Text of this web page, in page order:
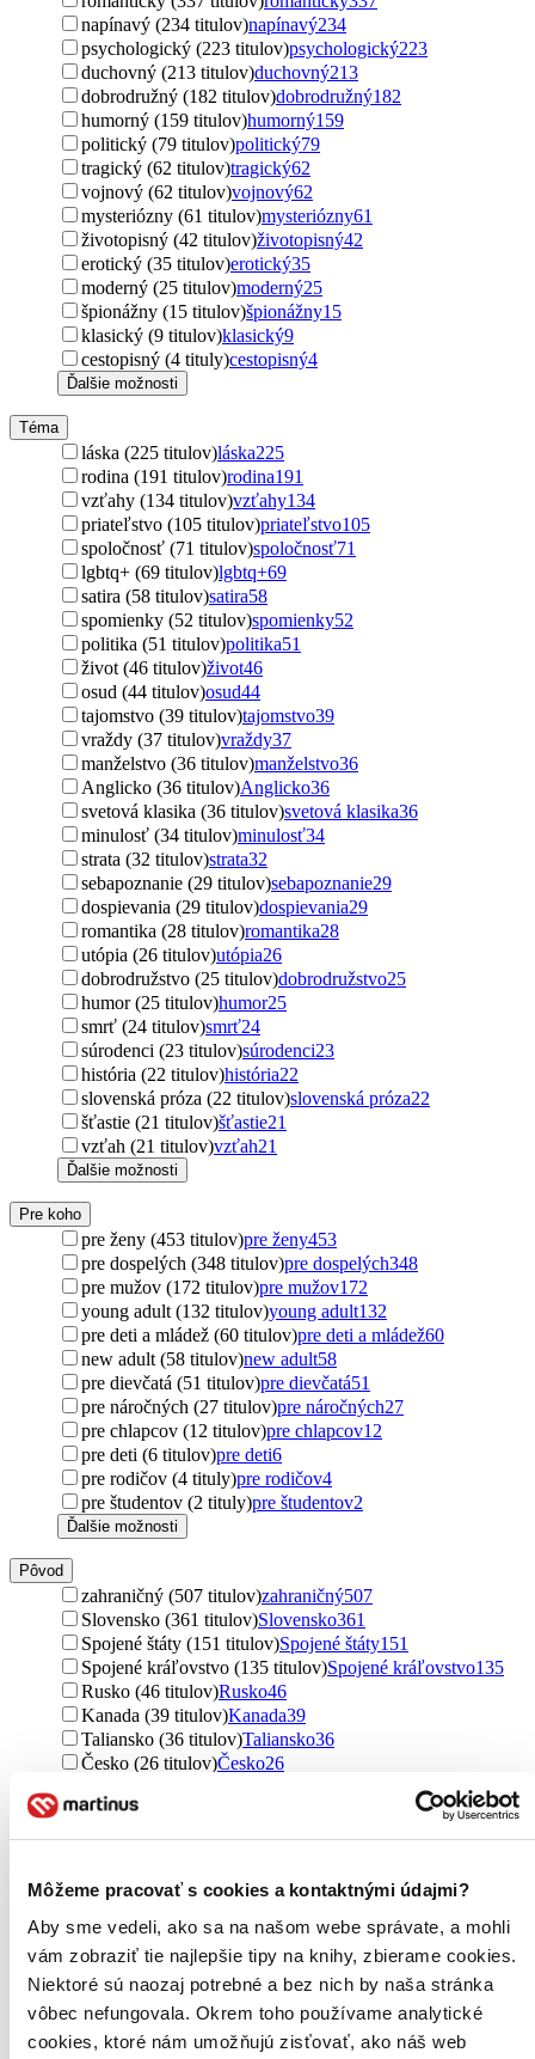
Môžeme pracovať s cookies a kontaktnými údajmi?
Aby sme vedeli, ako sa na našom webe správate, a mohli
vám zobraziť tie najlepšie tipy na knihy, zbierame cookies.
Niektoré sú naozaj potrebné a bez nich by naša stránka
vôbec nefungovala. Okrem toho používame analytické
cookies, ktoré nám umožňujú zisťovať, ako náš web
napínavý (234 titulov)napínavý234
psychologický (223 titulov)psychologický223
duchovný (213 titulov)duchovný213
dobrodružný (182 titulov)dobrodružný182
humorný (159 titulov)humorný159
politický (79 titulov)politický79
tragický (62 titulov)tragický62
vojnový (62 titulov)vojnový62
mysteriózny (61 titulov)mysteriózny61
životopisný (42 titulov)životopisný42
erotický (35 titulov)erotický35
moderný (25 titulov)moderný25
špionážny (15 titulov)špionážny15
klasický (9 titulov)klasický9
cestopisný (4 tituly)cestopisný4
Ďalšie možnosti
Téma
láska (225 titulov)láska225
rodina (191 titulov)rodina191
vzťahy (134 titulov)vzťahy134
priateľstvo (105 titulov)priateľstvo105
spoločnosť (71 titulov)spoločnosť71
lgbtq+ (69 titulov)lgbtq+69
satira (58 titulov)satira58
spomienky (52 titulov)spomienky52
politika (51 titulov)politika51
život (46 titulov)život46
osud (44 titulov)osud44
tajomstvo (39 titulov)tajomstvo39
vraždy (37 titulov)vraždy37
manželstvo (36 titulov)manželstvo36
Anglicko (36 titulov)Anglicko36
svetová klasika (36 titulov)svetová klasika36
minulosť (34 titulov)minulosť34
strata (32 titulov)strata32
sebapoznanie (29 titulov)sebapoznanie29
dospievania (29 titulov)dospievania29
romantika (28 titulov)romantika28
utópia (26 titulov)utópia26
dobrodružstvo (25 titulov)dobrodružstvo25
humor (25 titulov)humor25
smrť (24 titulov)smrť24
súrodenci (23 titulov)súrodenci23
história (22 titulov)história22
slovenská próza (22 titulov)slovenská próza22
šťastie (21 titulov)šťastie21
vzťah (21 titulov)vzťah21
Ďalšie možnosti
Pre koho
pre ženy (453 titulov)pre ženy453
pre dospelých (348 titulov)pre dospelých348
pre mužov (172 titulov)pre mužov172
young adult (132 titulov)young adult132
pre deti a mládež (60 titulov)pre deti a mládež60
new adult (58 titulov)new adult58
pre dievčatá (51 titulov)pre dievčatá51
pre náročných (27 titulov)pre náročných27
pre chlapcov (12 titulov)pre chlapcov12
pre deti (6 titulov)pre deti6
pre rodičov (4 tituly)pre rodičov4
pre študentov (2 tituly)pre študentov2
Ďalšie možnosti
Pôvod
zahraničný (507 titulov)zahraničný507
Slovensko (361 titulov)Slovensko361
Spojené štáty (151 titulov)Spojené štáty151
Spojené kráľovstvo (135 titulov)Spojené kráľovstvo135
Rusko (46 titulov)Rusko46
Kanada (39 titulov)Kanada39
Taliansko (36 titulov)Taliansko36
Česko (26 titulov)Česko26
Japonsko (17 titulov)
Francúzsko (15 titulov)Francúzsko15
Maďarsko (9 titulov)Maďarsko9
Ukrajina (8 titulov)
Kolumbia (7 titulov)Kolumbia 7
severský (6 titulov)severský6
Fínsko (6 titulov)Fínsko 6
India (5 titulov) India
Holandsko (5 titulov)Holandsko5
Poľsko (5 titulov)Poľsko5